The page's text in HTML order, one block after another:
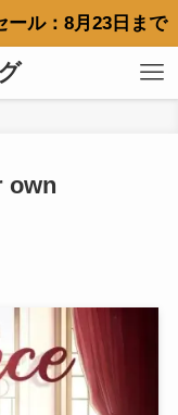
ール：8月23日まで
own